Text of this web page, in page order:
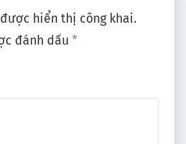
hiển thị công khai.
đánh dấu *